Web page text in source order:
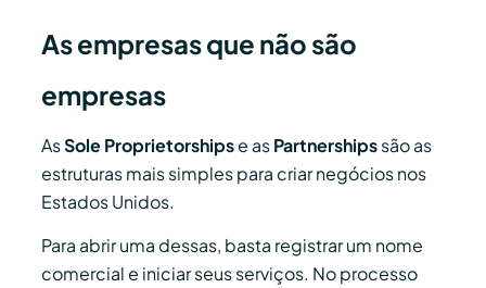
As empresas que não são
empresas
AsSole Proprietorshipse asPartnershipssão as
estruturas mais simples para criar negócios nos
Estados Unidos.
Para abrir uma dessas, basta registrar um nome
comercial e iniciar seus serviços. No processo